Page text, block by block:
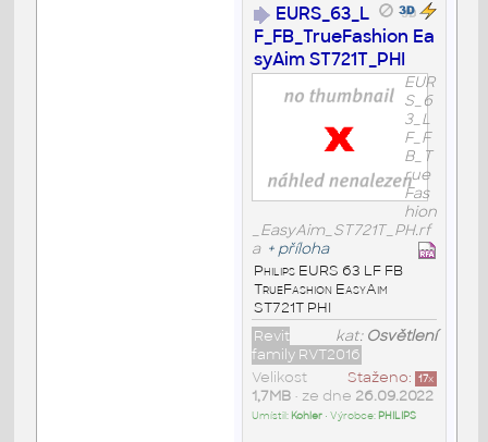
EURS_63_L
F_FB_TrueFashion Ea
syAim ST721T_PHI
EUR
S_6
3_L
F_F
B_T
rue
Fas
hion
_EasyAim_ST721T_PH.rf
a + příloha
Philips EURS 63 LF FB
TrueFashion EasyAim
ST721T PHI
kat: Osvětlení
Revit
family RVT2016
Staženo: 17x
Velikost
1,7MB• ze dne 26.09.2022
Umístil: Kohler• Výrobce: PHILIPS